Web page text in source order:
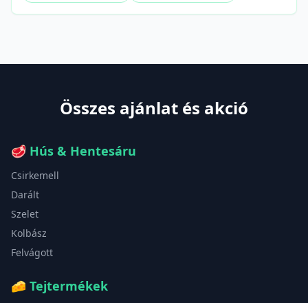
Összes ajánlat és akció
🥩 Hús & Hentesáru
Csirkemell
Darált
Szelet
Kolbász
Felvágott
🧀 Tejtermékek